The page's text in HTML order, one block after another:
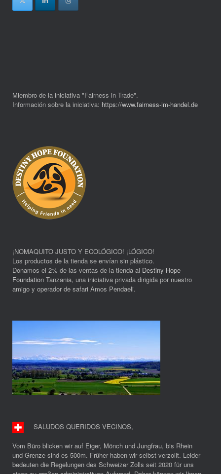
Miembro de la iniciativa "Fairness in Trade".
Información sobre la iniciativa: https://www.fairness-im-handel.de
¡NOMAQUITO JUSTO Y ECOLÓGICO! ¡LÓGICO!
Los productos de la tienda se envían sin plástico.
Donamos el 2% de las ventas de la tienda al Destiny Hope
Foundation Tanzania, una iniciativa privada dirigida por nuestro
amigo y operador de safari Amos Pendaeli.
SALUDOS QUERIDOS VECINOS,
Vom Büro blicken wir auf Eiger, Mönch und Jungfrau, bis Rhein
und Grenze sind es 500m. Früher haben wir selbst verzollt. Leider
bedeuten die Regelungen des Schweizer Zolls seit 2020 für uns